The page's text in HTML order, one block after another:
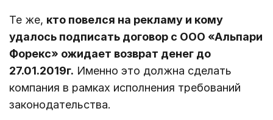
Те же, кто повелся на рекламу и кому
удалось подписать договор с ООО «Альпари
Форекс» ожидает возврат денег до
27.01.2019г. Именно это должна сделать
компания в рамках исполнения требований
законодательства.